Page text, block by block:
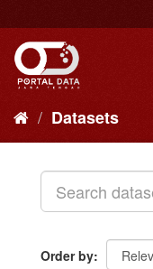
to
content
Datasets
Order by